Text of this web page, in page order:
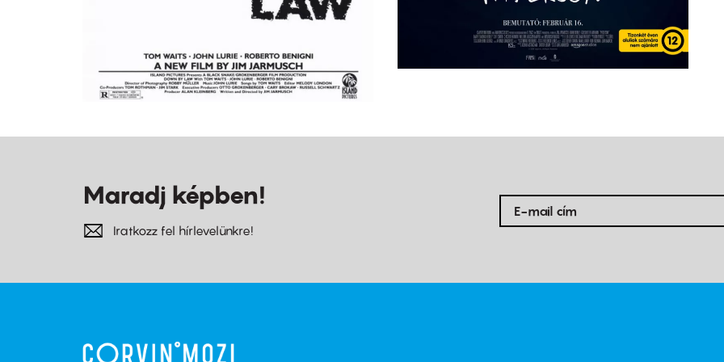
Maradj képben!
Iratkozz fel hírlevelünkre!